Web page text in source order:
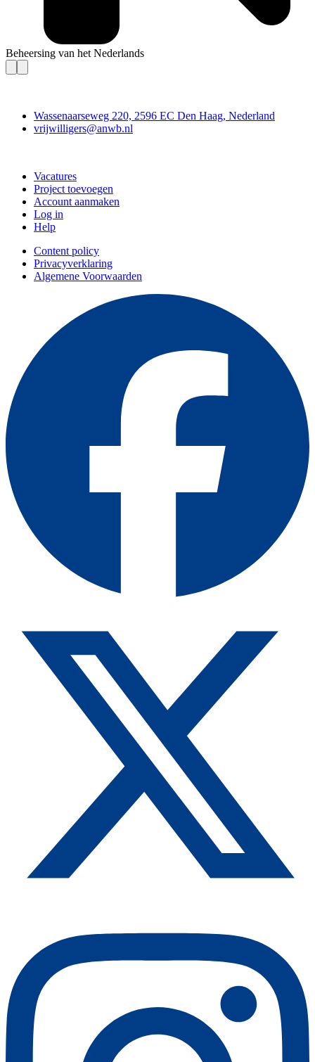
Beheersing van het Nederlands
Wassenaarseweg 220, 2596 EC Den Haag, Nederland
vrijwilligers@anwb.nl
Vacatures
Project toevoegen
Account aanmaken
Log in
Help
Content policy
Privacyverklaring
Algemene Voorwaarden